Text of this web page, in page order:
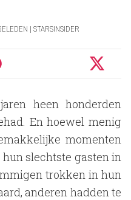
| STARSINSIDER
heen honderden
En hoewel menig
momenten
slechtste gasten in
trokken in hun
anderen hadden te